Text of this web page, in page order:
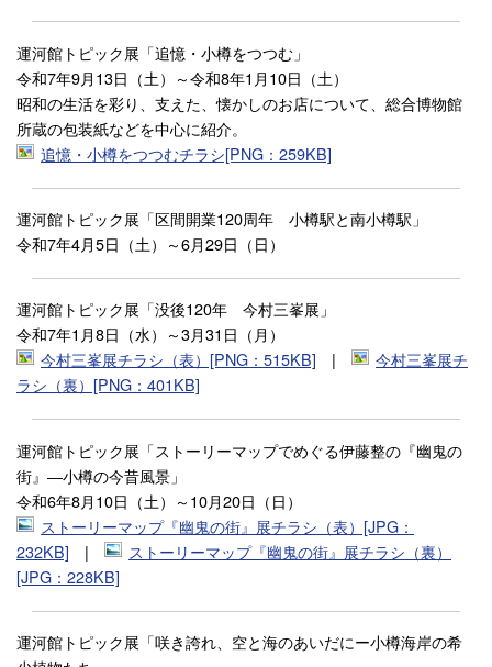
運河館トピック展「追憶・小樽をつつむ」
令和7年9月13日（土）～令和8年1月10日（土）
昭和の生活を彩り、支えた、懐かしのお店について、総合博物館
所蔵の包装紙などを中心に紹介。
追憶・小樽をつつむチラシ[PNG：259KB]
運河館トピック展「区間開業120周年 小樽駅と南小樽駅」
令和7年4月5日（土）～6月29日（日）
運河館トピック展「没後120年 今村三峯展」
令和7年1月8日（水）～3月31日（月）
今村三峯展チラシ（表）[PNG：515KB] |
今村三峯展チ
ラシ（裏）[PNG：401KB]
運河館トピック展「ストーリーマップでめぐる伊藤整の『幽鬼の
街』―小樽の今昔風景」
令和6年8月10日（土）～10月20日（日）
ストーリーマップ『幽鬼の街』展チラシ（表）[JPG：
232KB] |
ストーリーマップ『幽鬼の街』展チラシ（裏）
[JPG：228KB]
運河館トピック展「咲き誇れ、空と海のあいだにー小樽海岸の希